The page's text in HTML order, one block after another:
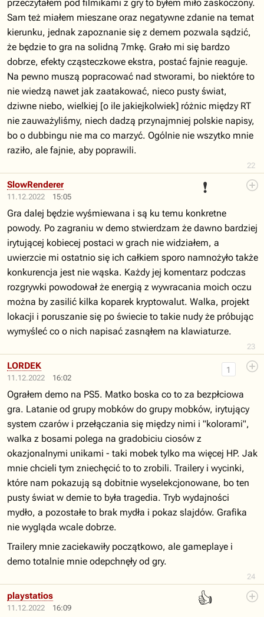
22
przeczytałem pod filmikami z gry to byłem miło zaskoczony.
Sam też miałem mieszane oraz negatywne zdanie na temat
kierunku, jednak zapoznanie się z demem pozwala sądzić,
że będzie to gra na solidną 7mkę. Grało mi się bardzo
dobrze, efekty cząsteczkowe ekstra, postać fajnie reaguje.
Na pewno muszą popracować nad stworami, bo niektóre to
nie wiedzą nawet jak zaatakować, nieco pusty świat,
dziwne niebo, wielkiej [o ile jakiejkolwiek] różnic między RT
nie zauważyliśmy, niech dadzą przynajmniej polskie napisy,
bo o dubbingu nie ma co marzyć. Ogólnie nie wszytko mnie
raziło, ale fajnie, aby poprawili.
11.12.2022 15:05
❗
23
SlowRenderer
Gra dalej będzie wyśmiewana i są ku temu konkretne
powody. Po zagraniu w demo stwierdzam że dawno bardziej
irytującej kobiecej postaci w grach nie widziałem, a
uwierzcie mi ostatnio się ich całkiem sporo namnożyło także
konkurencja jest nie wąska. Każdy jej komentarz podczas
rozgrywki powodował że energią z wywracania moich oczu
można by zasilić kilka koparek kryptowalut. Walka, projekt
lokacji i poruszanie się po świecie to takie nudy że próbując
wymyśleć co o nich napisać zasnąłem na klawiaturze.
11.12.2022 16:02
24
1
LORDEK
Ograłem demo na PS5. Matko boska co to za bezpłciowa
gra. Latanie od grupy mobków do grupy mobków, irytujący
system czarów i przełączania się między nimi i "kolorami",
walka z bosami polega na gradobiciu ciosów z
okazjonalnymi unikami - taki mobek tylko ma więcej HP. Jak
mnie chcieli tym zniechęcić to to zrobili. Trailery i wycinki,
które nam pokazują są dobitnie wyselekcjonowane, bo ten
pusty świat w demie to była tragedia. Tryb wydajności
mydło, a pozostałe to brak mydła i pokaz slajdów. Grafika
nie wygląda wcale dobrze.
Trailery mnie zaciekawiły początkowo, ale gameplaye i
demo totalnie mnie odepchnęły od gry.
11.12.2022 16:09
👍
playstatios